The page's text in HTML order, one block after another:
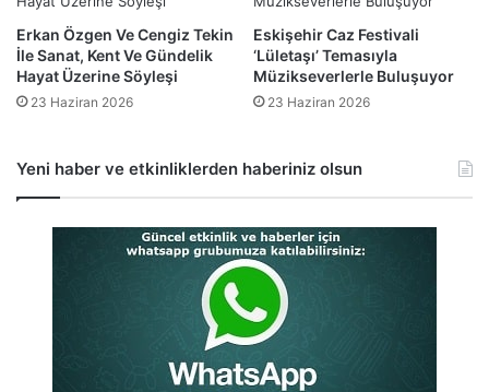
Erkan Özgen Ve Cengiz Tekin
İle Sanat, Kent Ve Gündelik
Hayat Üzerine Söyleşi
23 Haziran 2026
Eskişehir Caz Festivali
‘Lületaşı’ Temasıyla
Müzikseverlerle Buluşuyor
23 Haziran 2026
Yeni haber ve etkinliklerden haberiniz olsun